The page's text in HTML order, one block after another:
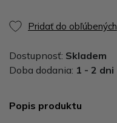
Pridať do obľúbených
Dostupnosť: Skladem
Doba dodania: 1 - 2 dni
Popis produktu